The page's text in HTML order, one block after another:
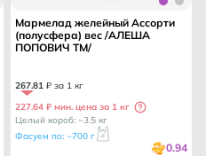
Мармелад желейный Ассорти
(полусфера) вес /АЛЕША
ПОПОВИЧ ТМ/
267.81 ₽ за 1 кг
227.64 ₽ мин. цена за 1 кг
Целый короб: ~3.5 кг
Фасуем по: ~700 г
0.94